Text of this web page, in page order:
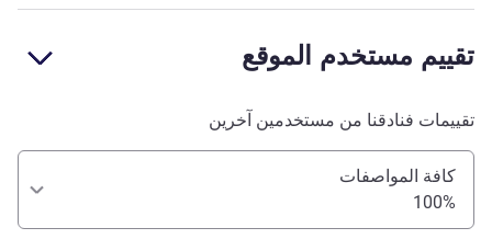
تقييم مستخدم الموقع
تقييمات فنادقنا من مستخدمين آخرين
كافة المواصفات
100%